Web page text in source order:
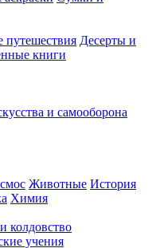
путешествия Десерты и
книги
и самооборона
Животные История
Химия
колдовство
учения